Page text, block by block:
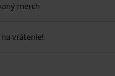
Zľava sa nevzťahuje na:
Böhse Onkelz,
merch
vrátenie!